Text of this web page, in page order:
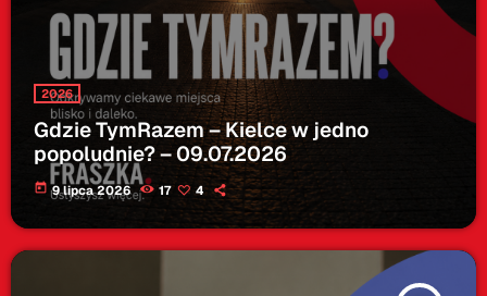
2026
Gdzie TymRazem – Kielce w jedno
popoludnie? – 09.07.2026
today 9 lipca 2026 17 4